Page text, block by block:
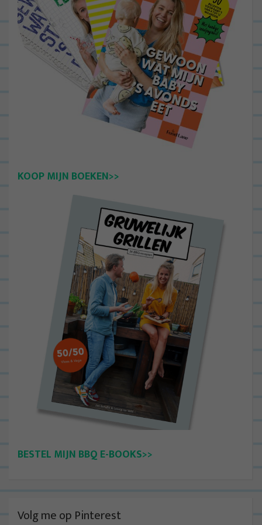
KOOP MIJN BOEKEN>>
BESTEL MIJN BBQ E-BOOKS>>
Volg me op Pinterest